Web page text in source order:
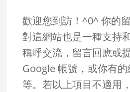
歡迎您到訪！^0^ 你的
對這網站也是一種支持
稱呼交流，留言回應或
Google 帳號，或你有
等。若以上項目不適用